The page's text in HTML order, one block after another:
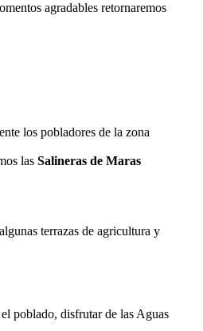
agradables retornaremos
los pobladores de la zona
las Salineras de Maras
terrazas de agricultura y
poblado, disfrutar de las Aguas